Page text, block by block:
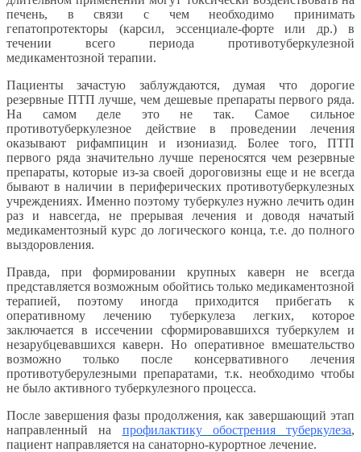
печень, в связи с чем необходимо принимать
гепатопротекторы (карсил, эссенциале-форте или др.) в
течении всего периода противотуберкулезной
медикаментозной терапии.
Пациенты зачастую заблуждаются, думая что дорогие
резервные ПТП лучше, чем дешевые препараты первого ряда.
На самом деле это не так. Самое сильное
противотуберкулезное действие в проведении лечения
оказывают рифампицин и изониазид. Более того, ПТП
первого ряда значительно лучше переносятся чем резервные
препараты, которые из-за своей дороговизны еще и не всегда
бывают в наличии в периферических противотуберкулезных
учреждениях. Именно поэтому туберкулез нужно лечить один
раз и навсегда, не прерывая лечения и доводя начатый
медикаментозный курс до логического конца, т.е. до полного
выздоровления.
Правда, при формировании крупных каверн не всегда
представляется возможным обойтись только медикаментозной
терапией, поэтому иногда приходится прибегать к
оперативному лечению туберкулеза легких, которое
заключается в иссечении сформировавшихся туберкулем и
незарубцевавшихся каверн. Но оперативное вмешательство
возможно только после консервативного лечения
противотуберулезными препаратами, т.к. необходимо чтобы
не было активного туберкулезного процесса.
После завершения фазы продолжения, как завершающий этап
направленный на профилактику обострения туберкулеза,
пациент направляется на санаторно-курортное лечение.